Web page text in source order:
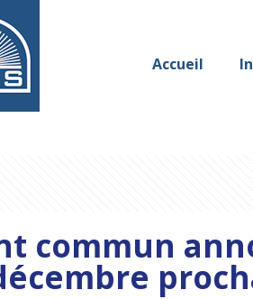
Accueil
commun